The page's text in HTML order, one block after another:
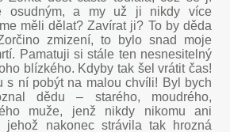
osudným, a my už ji nikdy více
měli dělat? Zavírat ji? To by děda
zmizení, to bylo snad moje
Pamatuji si stále ten nesnesitelný
blízkého. Kdyby tak šel vrátit čas!
s ní pobýt na malou chvíli! Byl bych
dědu – starého, moudrého,
muže, jenž nikdy nikomu ani
nakonec strávila tak hrozná